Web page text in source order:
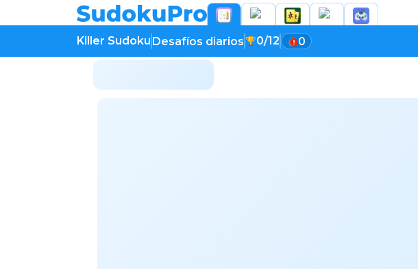
Killer Sudoku Desafíos diarios 0/12 0